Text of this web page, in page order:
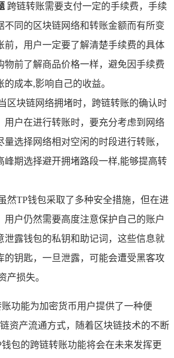
跨链转账需要支付一定的手续费，手续
不同的区块链网络和转账金额而有所变
前，用户一定要了解清楚手续费的具体
物前了解商品价格一样，避免因手续费
成本,影响自己的收益。
区块链网络拥堵时，跨链转账的确认时
用户在进行转账时，要充分考虑到网络
量选择网络相对空闲的时段进行转账，
峰期选择避开拥堵路段一样,能够提高转
然TP钱包采取了多种安全措施，但在进
用户仍然需要高度注意保护自己的账户
泄露钱包的私钥和助记词，这些信息就
的钥匙，一旦泄露，可能会遭受黑客攻
产损失。
功能为加密货币用户提供了一种便
资产流通方式，随着区块链技术的不断
包的跨链转账功能将会在未来发挥更